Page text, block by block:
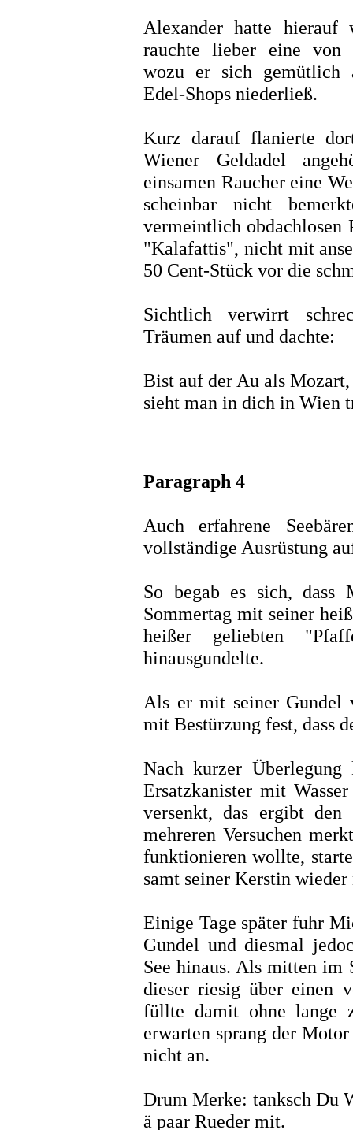
Alexander hatte hierauf
rauchte lieber eine von
wozu er sich gemütlich
Edel-Shops niederließ.
Kurz darauf flanierte
Wiener Geldadel
einsamen Raucher eine
scheinbar nicht
vermeintlich obdachlosen
"Kalafattis", nicht mit
50 Cent-Stück vor die
Sichtlich verwirrt
Träumen auf und dachte:
Bist auf der Au als
sieht man in dich in Wien
Paragraph 4
Auch erfahrene
vollständige Ausrüstung
So begab es sich, dass
Sommertag mit seiner
heißer geliebten
hinausgundelte.
Als er mit seiner Gundel
mit Bestürzung fest, dass
Nach kurzer
Ersatzkanister mit
versenkt, das ergibt
mehreren Versuchen
funktionieren wollte,
samt seiner Kerstin wieder
Einige Tage später fuhr
Gundel und diesmal
See hinaus. Als mitten im
dieser riesig über einen
füllte damit ohne lange
erwarten sprang der
nicht an.
Drum Merke: tanksch Du
ä paar Rueder mit.